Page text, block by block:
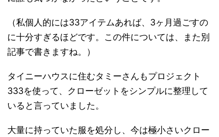
（私個人的には33アイテムあれば、3ヶ月過ごすの
に十分すぎるほどです。この件については、また別
記事で書きますね。）
タイニーハウスに住むタミーさんもプロジェクト
333を使って、クローゼットをシンプルに整理して
いると言っていました。
大量に持っていた服を処分し、今は極小さいクロー